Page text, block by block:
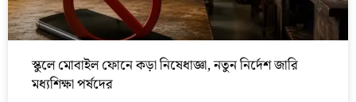
স্কুলে মোবাইল ফোনে কড়া নিষেধাজ্ঞা, নতুন নির্দেশ জারি
মধ্যশিক্ষা পর্ষদের